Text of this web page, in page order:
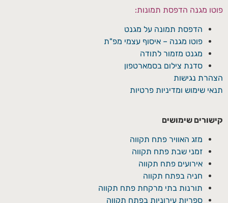
פוטו מגנה הדפסת תמונות:
הדפסת תמונה על מגנט
פוטו מגנה – איסוף עצמי מפ"ת
מגנט מזמור לתודה
סדנת צילום בסמארטפון
הצהרת נגישות
תנאי שימוש ומדיניות פרטיות
קישורים שימושים
מזג האוויר פתח תקווה
זמני שבת פתח תקווה
אירועים פתח תקווה
חניה בפתח תקווה
תורנות בתי מרקחת פתח תקווה
ספריות עירוניות בפתח תקווה